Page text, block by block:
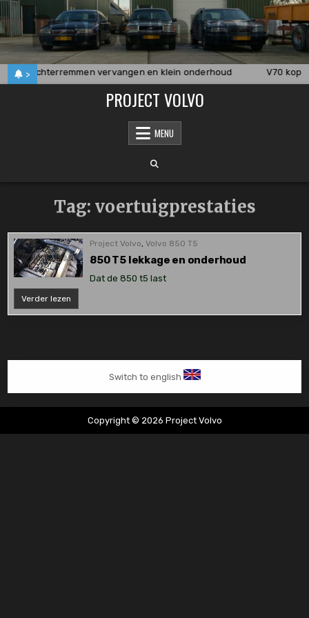
Skip
to
content
>
V70 achterremmen vervangen en klein onderhoud V70
PROJECT VOLVO
MENU
Tag: voertuigprestaties
Project Volvo,Volvo 850 T5
850 T5 lekkage en onderhoud
Dat de 850 t5 last
Verder lezen
T5
lekkage
Switch to english
Copyright © 2026 Project Volvo